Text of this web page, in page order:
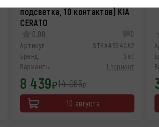
подсветка, 10 контактов) KIA
CERATO
0,00 0
Артикул:
STKA45940A2
Бренд:
Sat
Варианты:
1 вариант
8 439₽14 065₽
10 августа